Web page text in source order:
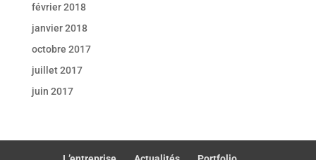
février 2018
janvier 2018
octobre 2017
juillet 2017
juin 2017